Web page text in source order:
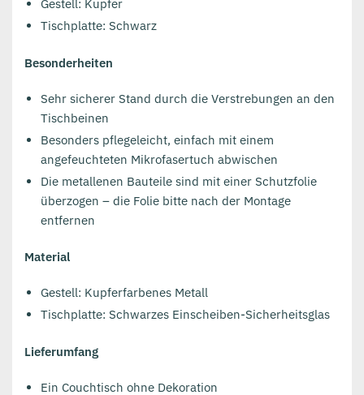
Gestell: Kupfer
Tischplatte: Schwarz
Besonderheiten
Sehr sicherer Stand durch die Verstrebungen an den
Tischbeinen
Besonders pflegeleicht, einfach mit einem
angefeuchteten Mikrofasertuch abwischen
Die metallenen Bauteile sind mit einer Schutzfolie
überzogen – die Folie bitte nach der Montage
entfernen
Material
Gestell: Kupferfarbenes Metall
Tischplatte: Schwarzes Einscheiben-Sicherheitsglas
Lieferumfang
Ein Couchtisch ohne Dekoration